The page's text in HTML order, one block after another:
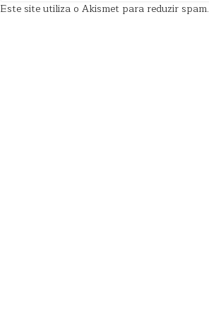
Este site utiliza o Akismet para reduzir spam.